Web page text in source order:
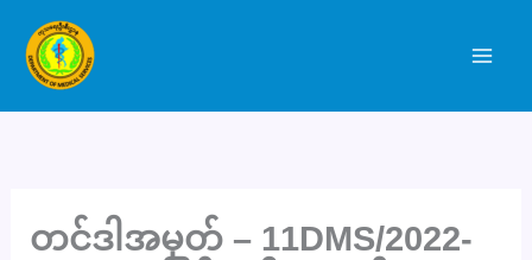
content
တင်ဒါအမှတ် – 11DMS/2022-